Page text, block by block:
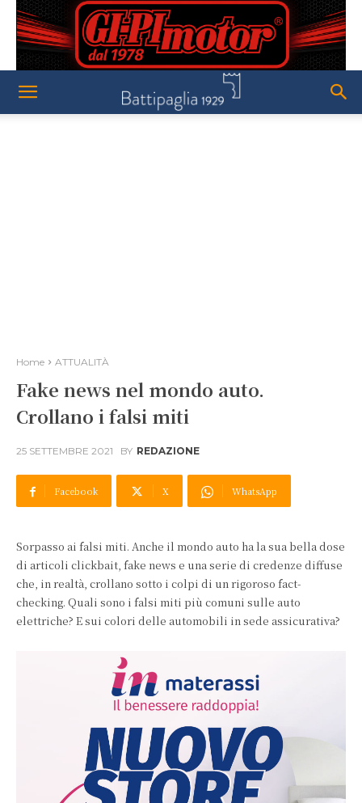
Home ATTUALITÀ
Fake news nel mondo auto.
Crollano i falsi miti
25 SETTEMBRE 2021 BY REDAZIONE
Facebook X WhatsApp
Sorpasso ai falsi miti. Anche il mondo auto ha la sua bella dose
di articoli clickbait, fake news e una serie di credenze diffuse
che, in realtà, crollano sotto i colpi di un rigoroso fact-
checking. Quali sono i falsi miti più comuni sulle auto
elettriche? E sui colori delle automobili in sede assicurativa?